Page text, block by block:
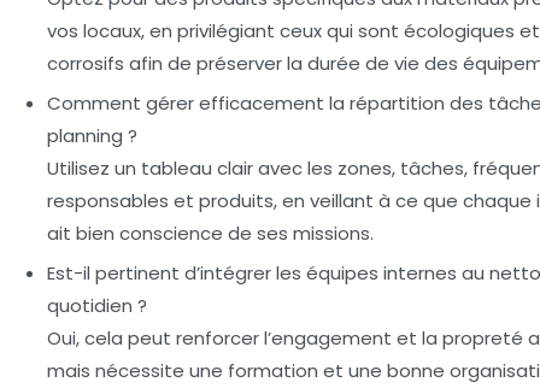
vos locaux, en privilégiant ceux qui sont écologiques
corrosifs afin de préserver la durée de vie des
Comment gérer efficacement la répartition des
planning ?
Utilisez un tableau clair avec les zones, tâches,
responsables et produits, en veillant à ce que
ait bien conscience de ses missions.
Est-il pertinent d’intégrer les équipes internes au
quotidien ?
Oui, cela peut renforcer l’engagement et la propreté
mais nécessite une formation et une bonne